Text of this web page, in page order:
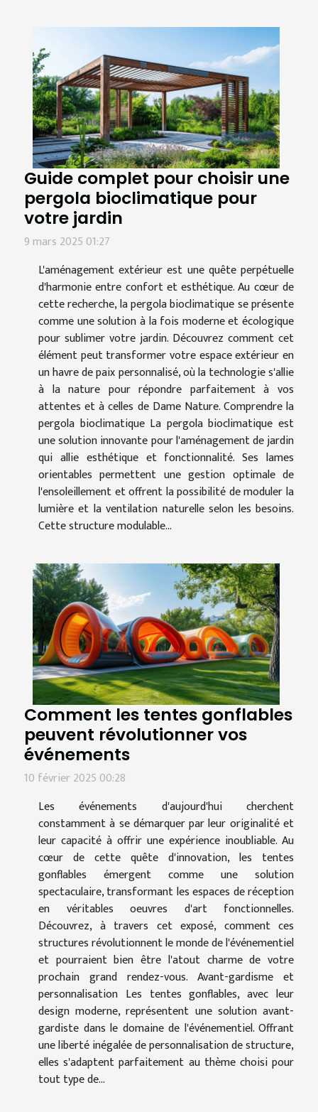
Guide complet pour choisir une
pergola bioclimatique pour
votre jardin
9 mars 2025 01:27
L'aménagement extérieur est une quête perpétuelle
d'harmonie entre confort et esthétique. Au cœur de
cette recherche, la pergola bioclimatique se présente
comme une solution à la fois moderne et écologique
pour sublimer votre jardin. Découvrez comment cet
élément peut transformer votre espace extérieur en
un havre de paix personnalisé, où la technologie s'allie
à la nature pour répondre parfaitement à vos
attentes et à celles de Dame Nature. Comprendre la
pergola bioclimatique La pergola bioclimatique est
une solution innovante pour l'aménagement de jardin
qui allie esthétique et fonctionnalité. Ses lames
orientables permettent une gestion optimale de
l'ensoleillement et offrent la possibilité de moduler la
lumière et la ventilation naturelle selon les besoins.
Cette structure modulable...
Comment les tentes gonflables
peuvent révolutionner vos
événements
10 février 2025 00:28
Les événements d'aujourd'hui cherchent
constamment à se démarquer par leur originalité et
leur capacité à offrir une expérience inoubliable. Au
cœur de cette quête d'innovation, les tentes
gonflables émergent comme une solution
spectaculaire, transformant les espaces de réception
en véritables oeuvres d'art fonctionnelles.
Découvrez, à travers cet exposé, comment ces
structures révolutionnent le monde de l'événementiel
et pourraient bien être l'atout charme de votre
prochain grand rendez-vous. Avant-gardisme et
personnalisation Les tentes gonflables, avec leur
design moderne, représentent une solution avant-
gardiste dans le domaine de l'événementiel. Offrant
une liberté inégalée de personnalisation de structure,
elles s'adaptent parfaitement au thème choisi pour
tout type de...